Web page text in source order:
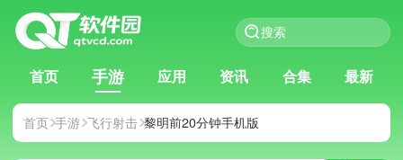
首页 手游 应用 资讯 合集 最新
首页 手游 飞行射击 黎明前20分钟手机版